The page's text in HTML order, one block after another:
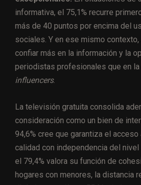
informativa, el 75,1% recurre
más de 40 puntos por encima del
sociales. Y en ese mismo contexto,
confiar más en la información y la
periodistas profesionales que en
influencers.
La televisión gratuita consolida
consideración como un bien de
94,6% cree que garantiza el
calidad con independencia del
el 79,4% valora su función de
hogares con menores, la distancia